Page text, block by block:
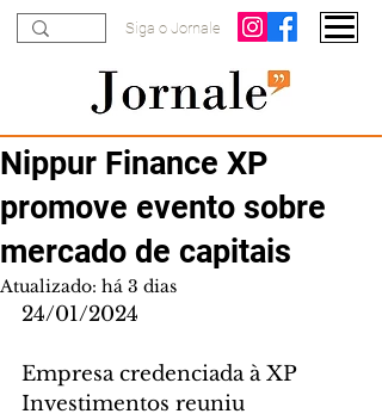
Siga o Jornale
Nippur Finance XP
promove evento sobre
mercado de capitais
Atualizado: há 3 dias
24/01/2024
Empresa credenciada à XP
Investimentos reuniu